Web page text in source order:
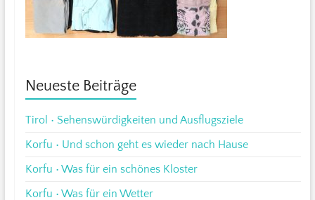
Neueste Beiträge
Tirol • Sehenswürdigkeiten und Ausflugsziele
Korfu • Und schon geht es wieder nach Hause
Korfu • Was für ein schönes Kloster
Korfu • Was für ein Wetter